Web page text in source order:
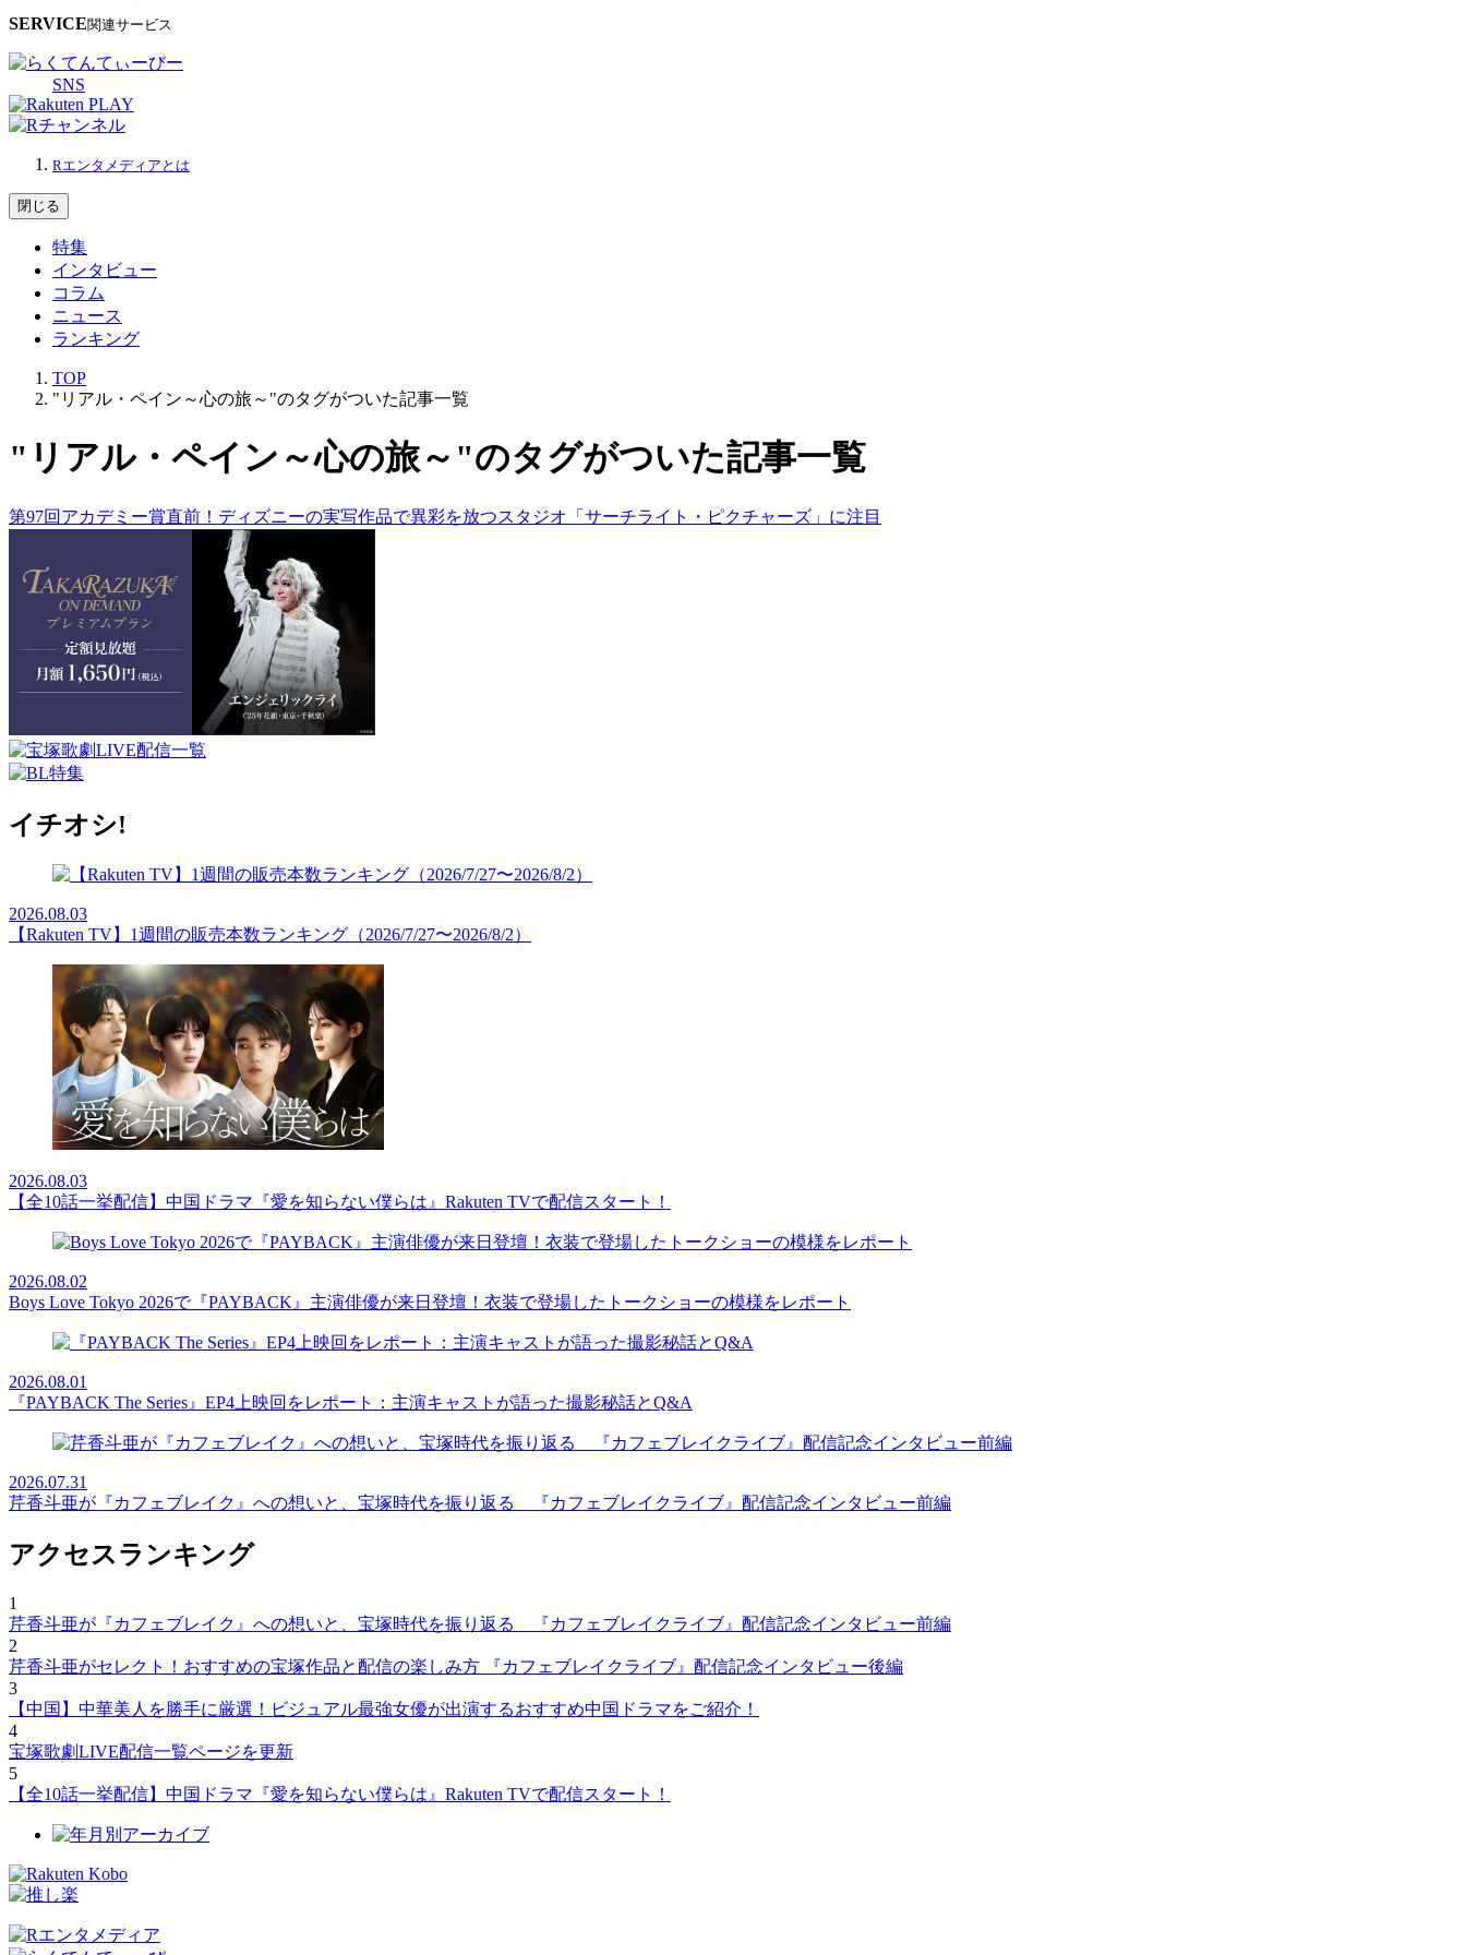
SERVICE関連サービス
SNS
Rエンタメディアとは
閉じる
特集
インタビュー
コラム
ニュース
ランキング
TOP
"リアル・ペイン～心の旅～"のタグがついた記事一覧
"リアル・ペイン～心の旅～"のタグがついた記事一覧
第97回アカデミー賞直前！ディズニーの実写作品で異彩を放つスタジオ「サーチライト・ピクチャーズ」に注目
イチオシ!
2026.08.03
【Rakuten TV】1週間の販売本数ランキング（2026/7/27〜2026/8/2）
2026.08.03
【全10話一挙配信】中国ドラマ『愛を知らない僕らは』Rakuten TVで配信スタート！
2026.08.02
Boys Love Tokyo 2026で『PAYBACK』主演俳優が来日登壇！衣装で登場したトークショーの模様をレポート
2026.08.01
『PAYBACK The Series』EP4上映回をレポート：主演キャストが語った撮影秘話とQ&A
2026.07.31
芹香斗亜が『カフェブレイク』への想いと、宝塚時代を振り返る 『カフェブレイクライブ』配信記念インタビュー前編
アクセスランキング
1
芹香斗亜が『カフェブレイク』への想いと、宝塚時代を振り返る 『カフェブレイクライブ』配信記念インタビュー前編
2
芹香斗亜がセレクト！おすすめの宝塚作品と配信の楽しみ方 『カフェブレイクライブ』配信記念インタビュー後編
3
【中国】中華美人を勝手に厳選！ビジュアル最強女優が出演するおすすめ中国ドラマをご紹介！
4
宝塚歌劇LIVE配信一覧ページを更新
5
【全10話一挙配信】中国ドラマ『愛を知らない僕らは』Rakuten TVで配信スタート！